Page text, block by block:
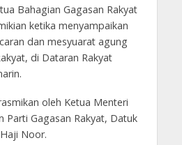
Bahagian Gagasan Rakyat
ketika menyampaikan
dan mesyuarat agung
di Dataran Rakyat
oleh Ketua Menteri
Parti Gagasan Rakyat, Datuk
Noor.